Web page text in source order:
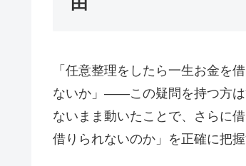
「任意整理をしたら一生お金を
ないか」——この疑問を持つ方は
ないまま動いたことで、さらに
借りられないのか」を正確に把